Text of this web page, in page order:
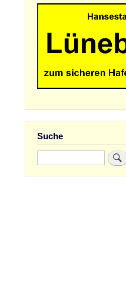
Suche
Suche